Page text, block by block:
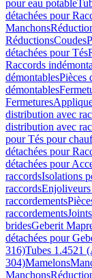
pour eau potable
détachées pour
Manchons
RéductionsCoudes
détachées pour Tés
Raccords
démontablesPièces
démontables
Fermetures
distribution avec
distribution avec
pour Tés pour
détachées pour
détachées pour
raccordsIsolations
raccords
raccordements
raccordements
bridesGeberit
détachées pour
316)Tubes 1.4521
304)Mamelons
Manchons